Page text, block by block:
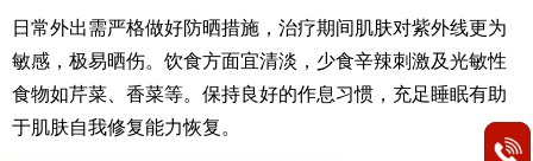
日常外出需严格做好防晒措施，治疗期间肌肤对紫外线更为
敏感，极易晒伤。饮食方面宜清淡，少食辛辣刺激及光敏性
食物如芹菜、香菜等。保持良好的作息习惯，充足睡眠有助
于肌肤自我修复能力恢复。